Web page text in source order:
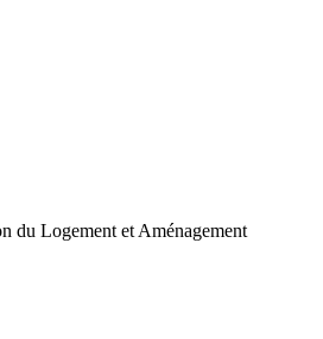
du Logement et Aménagement